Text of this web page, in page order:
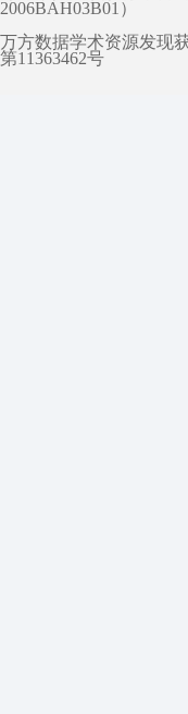
2006BAH03B01）
万方数据学术资源发现
第11363462号